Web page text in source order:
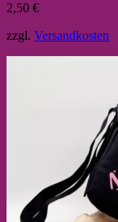
2,50 €
zzgl. Versandkosten